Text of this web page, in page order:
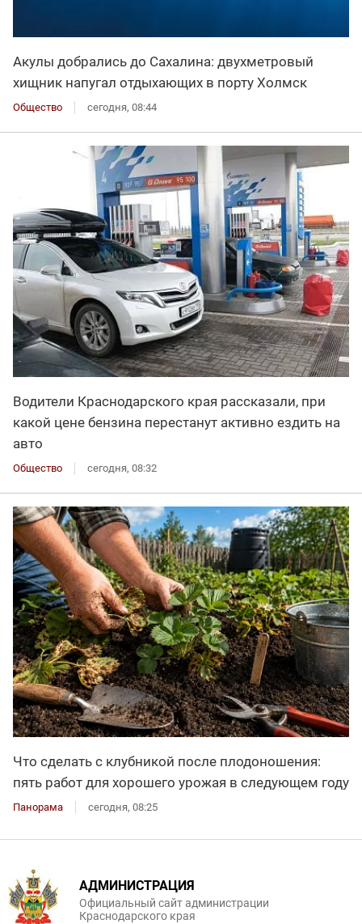
Акулы добрались до Сахалина: двухметровый
хищник напугал отдыхающих в порту Холмск
Общество сегодня, 08:44
Водители Краснодарского края рассказали, при
какой цене бензина перестанут активно ездить на
авто
Общество сегодня, 08:32
Что сделать с клубникой после плодоношения:
пять работ для хорошего урожая в следующем году
Панорама сегодня, 08:25
АДМИНИСТРАЦИЯ
Официальный сайт администрации
Краснодарского края